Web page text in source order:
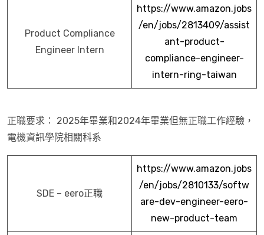
Product Compliance
Engineer Intern
https://www.amazon.jobs
/en/jobs/2813409/assist
ant-product-
compliance-engineer-
intern-ring-taiwan
正職要求： 2025年畢業和2024年畢業但無正職工作經驗，
電機資訊學院相關科系
SDE – eero正職
https://www.amazon.jobs
/en/jobs/2810133/softw
are-dev-engineer-eero-
new-product-team